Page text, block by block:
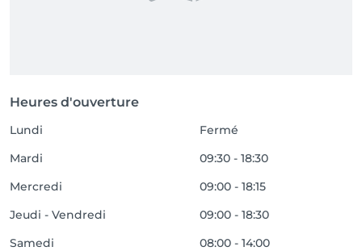
Heures d'ouverture
Lundi
Fermé
Mardi
09:30 - 18:30
Mercredi
09:00 - 18:15
Jeudi - Vendredi
09:00 - 18:30
Samedi
08:00 - 14:00